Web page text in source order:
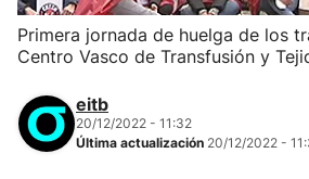
Primera jornada de huelga de los
Centro Vasco de Transfusión y
eitb
20/12/2022 - 11:32
Última actualización 20/12/2022 -